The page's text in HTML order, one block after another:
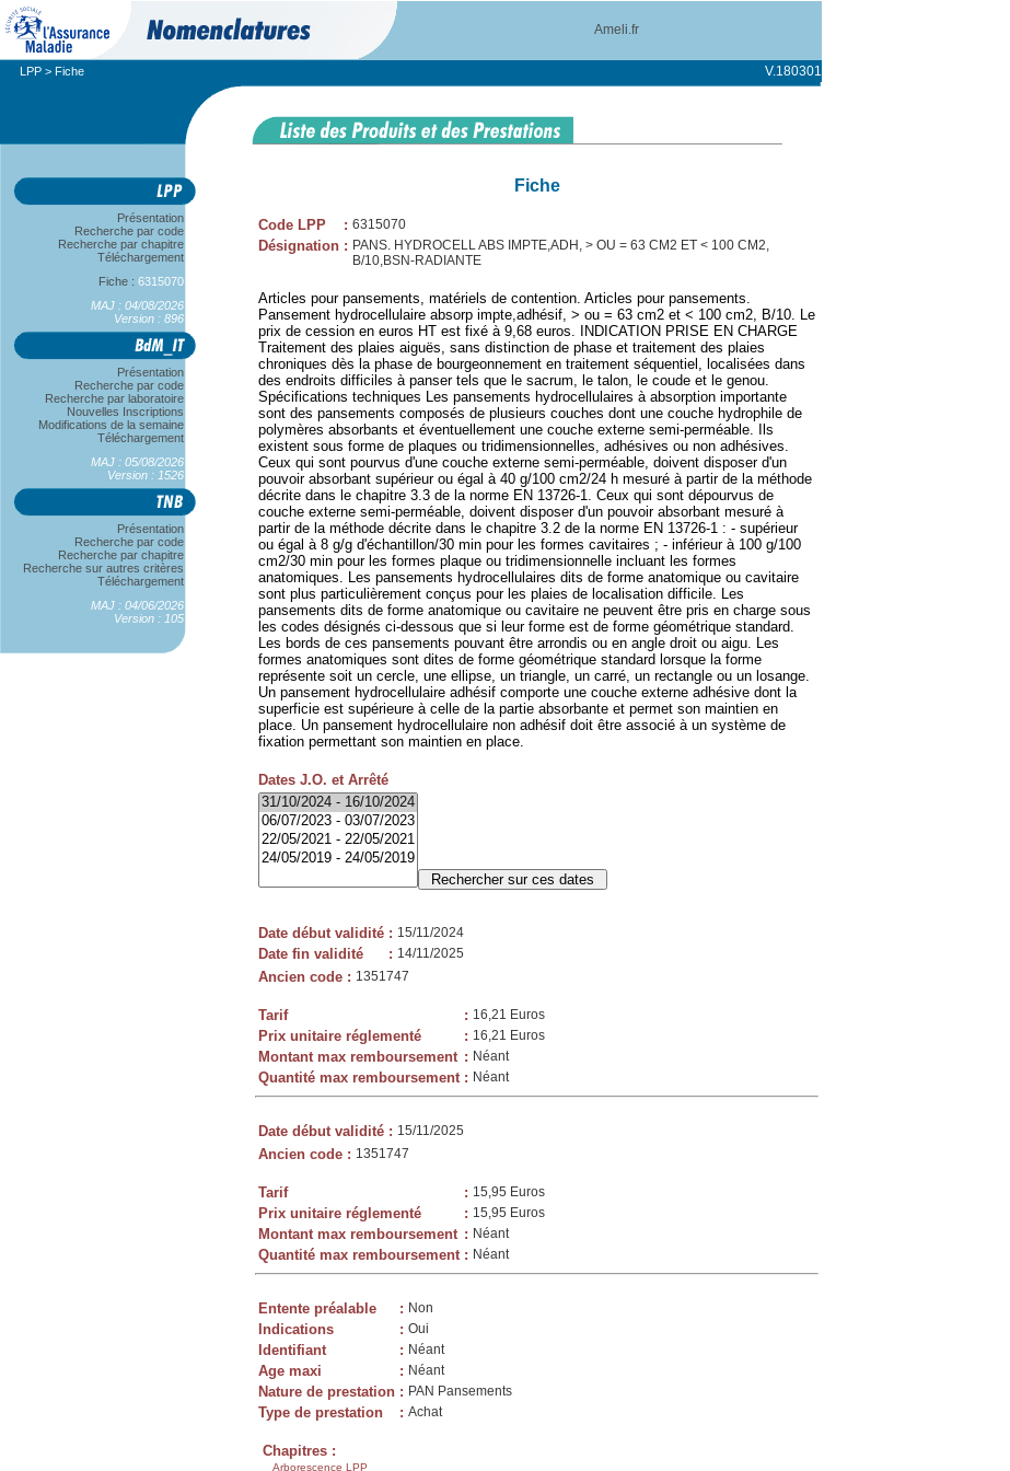
Ameli.fr
LPP > Fiche V.180301
Présentation
Recherche par code
Recherche par chapitre
Téléchargement
Fiche : 6315070
MAJ : 04/08/2026
Version : 896
Présentation
Recherche par code
Recherche par laboratoire
Nouvelles Inscriptions
Modifications de la semaine
Téléchargement
MAJ : 05/08/2026
Version : 1526
Présentation
Recherche par code
Recherche par chapitre
Recherche sur autres critères
Téléchargement
MAJ : 04/06/2026
Version : 105
Fiche
Code LPP : 6315070
Désignation : PANS. HYDROCELL ABS IMPTE,ADH, > OU = 63 CM2 ET < 100 CM2,
B/10,BSN-RADIANTE
Articles pour pansements, matériels de contention. Articles pour pansements.
Pansement hydrocellulaire absorp impte,adhésif, > ou = 63 cm2 et < 100 cm2, B/10. Le
prix de cession en euros HT est fixé à 9,68 euros. INDICATION PRISE EN CHARGE
Traitement des plaies aiguës, sans distinction de phase et traitement des plaies
chroniques dès la phase de bourgeonnement en traitement séquentiel, localisées dans
des endroits difficiles à panser tels que le sacrum, le talon, le coude et le genou.
Spécifications techniques Les pansements hydrocellulaires à absorption importante
sont des pansements composés de plusieurs couches dont une couche hydrophile de
polymères absorbants et éventuellement une couche externe semi-perméable. Ils
existent sous forme de plaques ou tridimensionnelles, adhésives ou non adhésives.
Ceux qui sont pourvus d'une couche externe semi-perméable, doivent disposer d'un
pouvoir absorbant supérieur ou égal à 40 g/100 cm2/24 h mesuré à partir de la méthode
décrite dans le chapitre 3.3 de la norme EN 13726-1. Ceux qui sont dépourvus de
couche externe semi-perméable, doivent disposer d'un pouvoir absorbant mesuré à
partir de la méthode décrite dans le chapitre 3.2 de la norme EN 13726-1 : - supérieur
ou égal à 8 g/g d'échantillon/30 min pour les formes cavitaires ; - inférieur à 100 g/100
cm2/30 min pour les formes plaque ou tridimensionnelle incluant les formes
anatomiques. Les pansements hydrocellulaires dits de forme anatomique ou cavitaire
sont plus particulièrement conçus pour les plaies de localisation difficile. Les
pansements dits de forme anatomique ou cavitaire ne peuvent être pris en charge sous
les codes désignés ci-dessous que si leur forme est de forme géométrique standard.
Les bords de ces pansements pouvant être arrondis ou en angle droit ou aigu. Les
formes anatomiques sont dites de forme géométrique standard lorsque la forme
représente soit un cercle, une ellipse, un triangle, un carré, un rectangle ou un losange.
Un pansement hydrocellulaire adhésif comporte une couche externe adhésive dont la
superficie est supérieure à celle de la partie absorbante et permet son maintien en
place. Un pansement hydrocellulaire non adhésif doit être associé à un système de
fixation permettant son maintien en place.
Dates J.O. et Arrêté
Date début validité : 15/11/2024
Date fin validité : 14/11/2025
Ancien code : 1351747
Tarif : 16,21 Euros
Prix unitaire réglementé : 16,21 Euros
Montant max remboursement : Néant
Quantité max remboursement : Néant
Date début validité : 15/11/2025
Ancien code : 1351747
Tarif : 15,95 Euros
Prix unitaire réglementé : 15,95 Euros
Montant max remboursement : Néant
Quantité max remboursement : Néant
Entente préalable : Non
Indications : Oui
Identifiant : Néant
Age maxi : Néant
Nature de prestation : PAN Pansements
Type de prestation : Achat
Chapitres :
Arborescence LPP